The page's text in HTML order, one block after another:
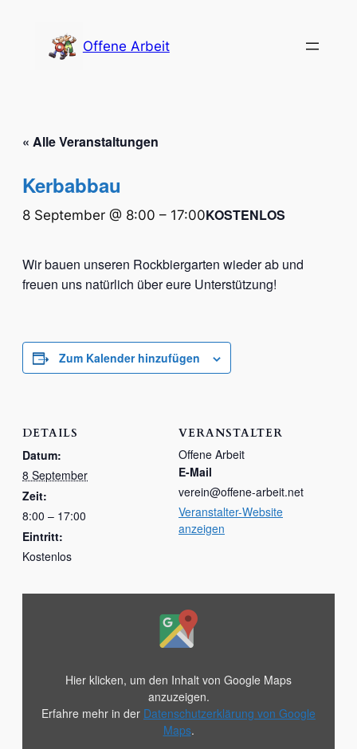
Offene Arbeit
« Alle Veranstaltungen
Kerbabbau
8 September @ 8:00 – 17:00KOSTENLOS
Wir bauen unseren Rockbiergarten wieder ab und
freuen uns natürlich über eure Unterstützung!
Zum Kalender hinzufügen
DETAILS
Datum:
8 September
Zeit:
8:00 – 17:00
Eintritt:
Kostenlos
VERANSTALTER
Offene Arbeit
E-Mail
verein@offene-arbeit.net
Veranstalter-Website
anzeigen
anzeigt“
Hier klicken, um den Inhalt von Google Maps
anzuzeigen.
Erfahre mehr in der Datenschutzerklärung von Google
Maps.